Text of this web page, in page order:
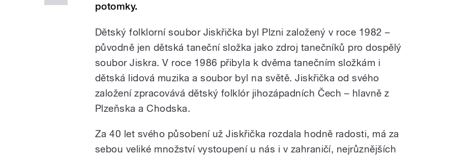
potomky.
Dětský folklorní soubor Jiskřička byl Plzni založený v roce 1982 –
původně jen dětská taneční složka jako zdroj tanečníků pro dospělý
soubor Jiskra. V roce 1986 přibyla k dvěma tanečním složkám i
dětská lidová muzika a soubor byl na světě. Jiskřička od svého
založení zpracovává dětský folklór jihozápadních Čech – hlavně z
Plzeňska a Chodska.
Za 40 let svého působení už Jiskřička rozdala hodně radosti, má za
sebou veliké množství vystoupení u nás i v zahraničí, nejrůznějších